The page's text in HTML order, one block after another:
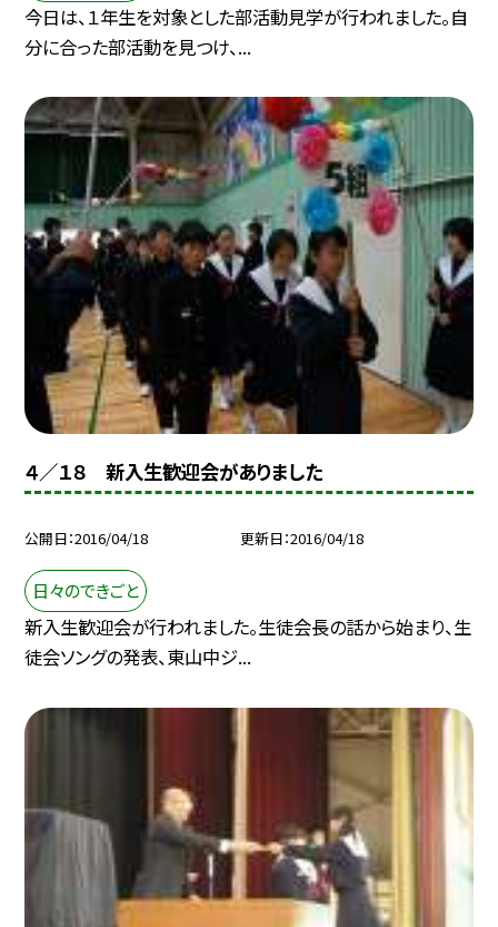
今日は、１年生を対象とした部活動見学が行われました。自
分に合った部活動を見つけ、...
４／１８ 新入生歓迎会がありました
公開日 2016/04/18 更新日 2016/04/18
日々のできごと
新入生歓迎会が行われました。生徒会長の話から始まり、生
徒会ソングの発表、東山中ジ...